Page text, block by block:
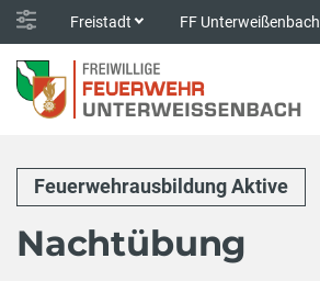
Freistadt FF Unterweißenbach
Feuerwehrausbildung Aktive
Nachtübung